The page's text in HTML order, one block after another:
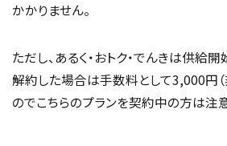
かかりません。
ただし、あるく・おトク・でんきは供給
解約した場合は手数料として3,000円
のでこちらのプランを契約中の方は注